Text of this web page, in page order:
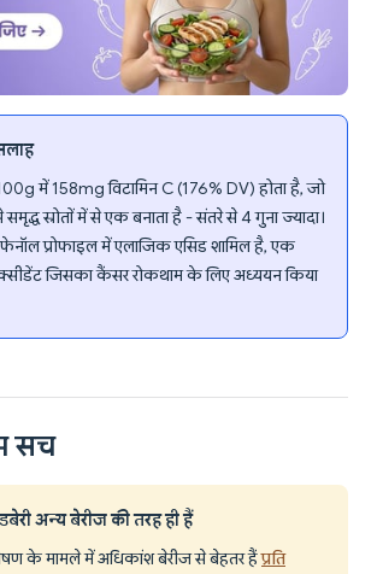
में 158mg विटामिन C (176% DV) होता है, जो
स्रोतों में से एक बनाता है - संतरे से 4 गुना ज्यादा।
प्रोफाइल में एलाजिक एसिड शामिल है, एक
जिसका कैंसर रोकथाम के लिए अध्ययन किया
सच
अन्य बेरीज की तरह ही हैं
के मामले में अधिकांश बेरीज से बेहतर हैंप्रति